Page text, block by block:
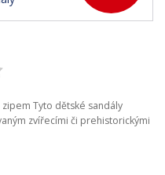
Tyto dětské sandály
zvířecími či prehistorickými